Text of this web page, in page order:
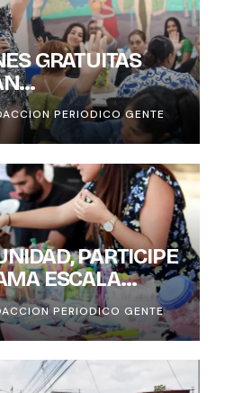
GRATUITAS
Y
DE LAS
PERIODICO GENTE
PARTICIPE
ESCALA
PERIODICO GENTE